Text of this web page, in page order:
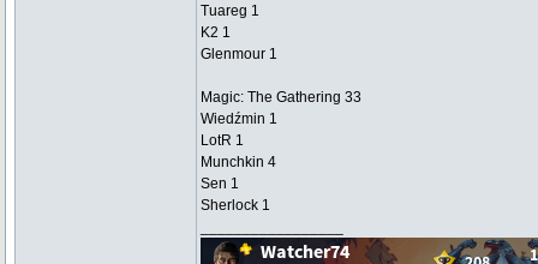
Tuareg 1
K2 1
Glenmour 1
Magic: The Gathering 33
Wiedźmin 1
LotR 1
Munchkin 4
Sen 1
Sherlock 1